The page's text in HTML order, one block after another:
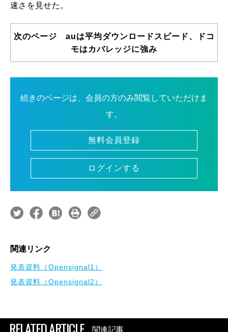
速さを見せた。
次のページ auは平均ダウンロードスピード、ドコ
モはカバレッジに強み
続きのページは、会員の方のみ閲覧していただけま
す。
無料会員登録
ログインする
関連リンク
発表資料（Opensignal1）
発表資料（Opensignal2）
関連記事